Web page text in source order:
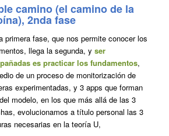
camino (el camino de la
2nda fase
primera fase, que nos permite conocer los
llega la segunda, y ser
es practicar los fundamentos,
de un proceso de monitorización de
experimentadas, y 3 apps que forman
modelo, en los que más allá de las 3
evolucionamos a título personal las 3
necesarias en la teoría U,